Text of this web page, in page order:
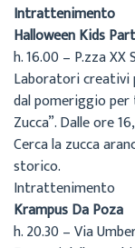
Intrattenimento
Halloween Kids
h. 16.00 – P.zza
Laboratori creativi
dal pomeriggio per
Zucca”. Dalle ore
Cerca la zucca
storico.
Intrattenimento
Krampus Da Poza
h. 20.30 – Via